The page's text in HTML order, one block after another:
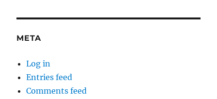
META
Log in
Entries feed
Comments feed